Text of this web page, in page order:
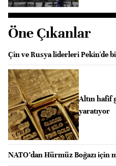
Öne Çıkanlar
Çin ve Rusya liderleri Pekin'de
Altın hafif
yaratıyor
NATO’dan Hürmüz Boğazı için